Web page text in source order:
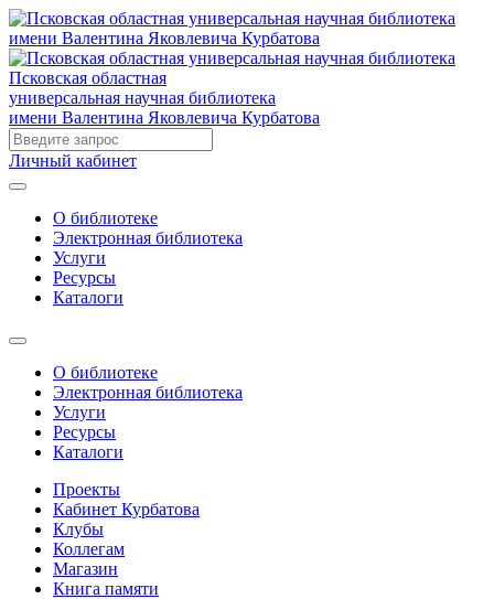
Псковская областная
универсальная научная библиотека
имени Валентина Яковлевича Курбатова
Личный кабинет
О библиотеке
Электронная библиотека
Услуги
Ресурсы
Каталоги
О библиотеке
Электронная библиотека
Услуги
Ресурсы
Каталоги
Проекты
Кабинет Курбатова
Клубы
Коллегам
Магазин
Книга памяти